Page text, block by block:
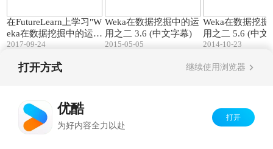
在FutureLearn上学习"W
eka在数据挖掘中的运
用"
2017-09-24
Weka在数据挖掘中的运
用之二 3.6 (中文字幕)
2015-05-05
Weka在数据挖掘
用之二 5.6 (中文
2014-10-23
打开方式 继续使用浏览器
优酷
为好内容全力以赴
打开